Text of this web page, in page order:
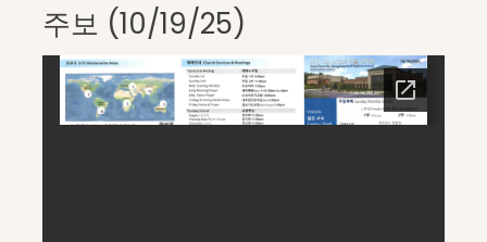
주보 (10/19/25)